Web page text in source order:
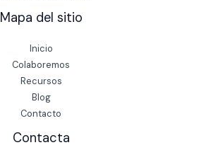
Mapa del sitio
Inicio
Colaboremos
Recursos
Blog
Contacto
Contacta